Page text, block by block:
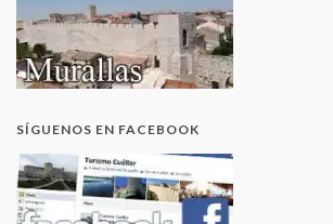
SÍGUENOS EN FACEBOOK